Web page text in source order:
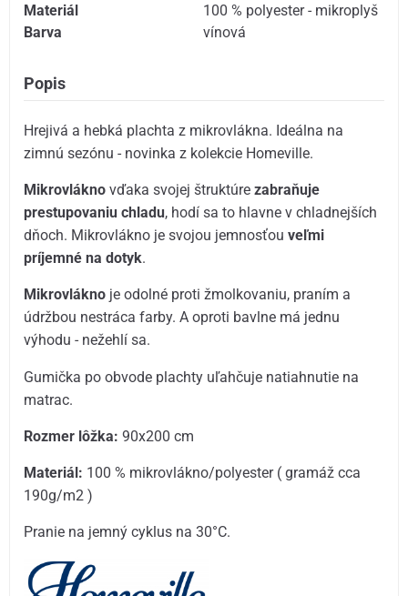
Materiál
100 % polyester - mikroplyš
Barva
vínová
Popis
Hrejivá a hebká plachta z mikrovlákna. Ideálna na
zimnú sezónu - novinka z kolekcie Homeville.
Mikrovlákno vďaka svojej štruktúrezabraňuje
prestupovaniu chladu, hodí sa to hlavne v chladnejších
dňoch. Mikrovlákno je svojou jemnosťouveľmi
príjemné na dotyk.
Mikrovlákno je odolné proti žmolkovaniu, praním a
údržbou nestráca farby. A oproti bavlne má jednu
výhodu - nežehlí sa.
Gumička po obvode plachty uľahčuje natiahnutie na
matrac.
Rozmer lôžka: 90x200 cm
Materiál: 100 % mikrovlákno/polyester ( gramáž cca
190g/m2 )
Pranie na jemný cyklus na 30°C.